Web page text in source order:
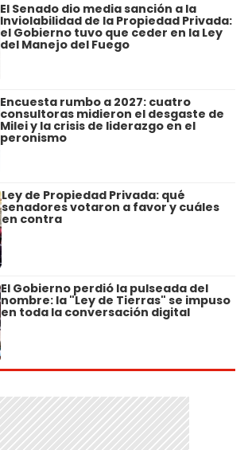
El Senado dio media sanción a la
Inviolabilidad de la Propiedad Privada:
el Gobierno tuvo que ceder en la Ley
del Manejo del Fuego
Encuesta rumbo a 2027: cuatro
consultoras midieron el desgaste de
Milei y la crisis de liderazgo en el
peronismo
Ley de Propiedad Privada: qué
senadores votaron a favor y cuáles
en contra
El Gobierno perdió la pulseada del
nombre: la "Ley de Tierras" se impuso
en toda la conversación digital